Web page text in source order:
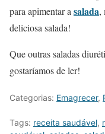
para apimentar a salada,
deliciosa salada!
Que outras saladas
gostaríamos de ler!
Categorias: Emagrecer,
Tags: receita saudável,